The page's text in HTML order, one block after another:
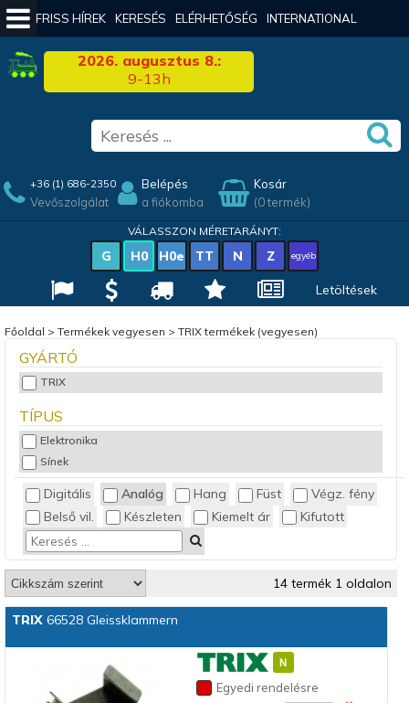
FRISS HÍREK KERESÉS ELÉRHETŐSÉG INTERNATIONAL
2026. augusztus 8.:
9-13h
+36 (1) 686-2350
Vevőszolgálat
Belépés
a fiókomba
Kosár
(0 termék)
VÁLASSZON MÉRETARÁNYT:
G H0 H0e TT N Z egyéb
Letöltések
Főoldal > Termékek vegyesen > TRIX termékek (vegyesen)
GYÁRTÓ
TRIX
TÍPUS
Elektronika
Sínek
Digitális Analóg Hang Füst
Végz. fény
Belső vil.
Készleten Kiemelt ár Kifutott
14 termék 1 oldalon
TRIX66528 Gleissklammern
Egyedi rendelésre